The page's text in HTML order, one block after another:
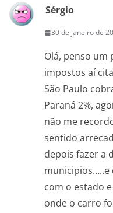
Sérgio
30 de janeiro de
Olá, penso um
impostos aí
São Paulo
Paraná 2%,
não me
sentido
depois fazer a
municipios…..e
com o estado
onde o carro